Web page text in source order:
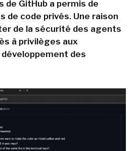
GitHub a permis de
de code privés. Une raison
de la sécurité des agents
à privilèges aux
des